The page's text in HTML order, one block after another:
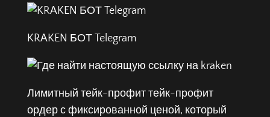
KRAKEN БОТ Telegram
Лимитный тейк-профит тейк-профит
ордер с фиксированной ценой, который